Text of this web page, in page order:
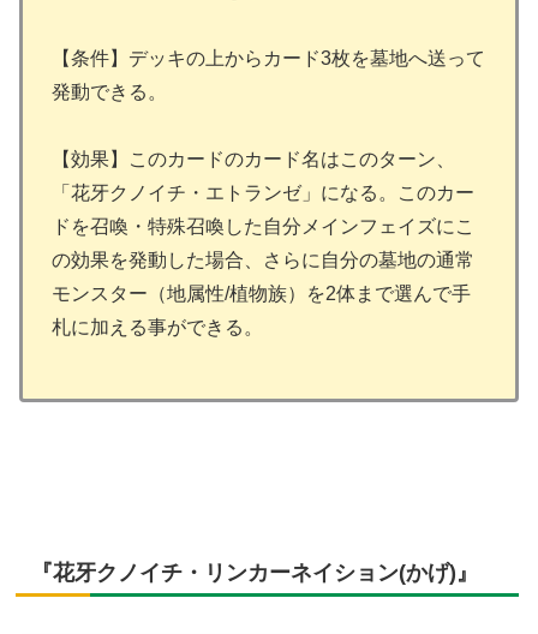
【条件】デッキの上からカード3枚を墓地へ送って
発動できる。
【効果】このカードのカード名はこのターン、
「花牙クノイチ・エトランゼ」になる。このカー
ドを召喚・特殊召喚した自分メインフェイズにこ
の効果を発動した場合、さらに自分の墓地の通常
モンスター（地属性/植物族）を2体まで選んで手
札に加える事ができる。
『花牙クノイチ・リンカーネイション(かげ)』